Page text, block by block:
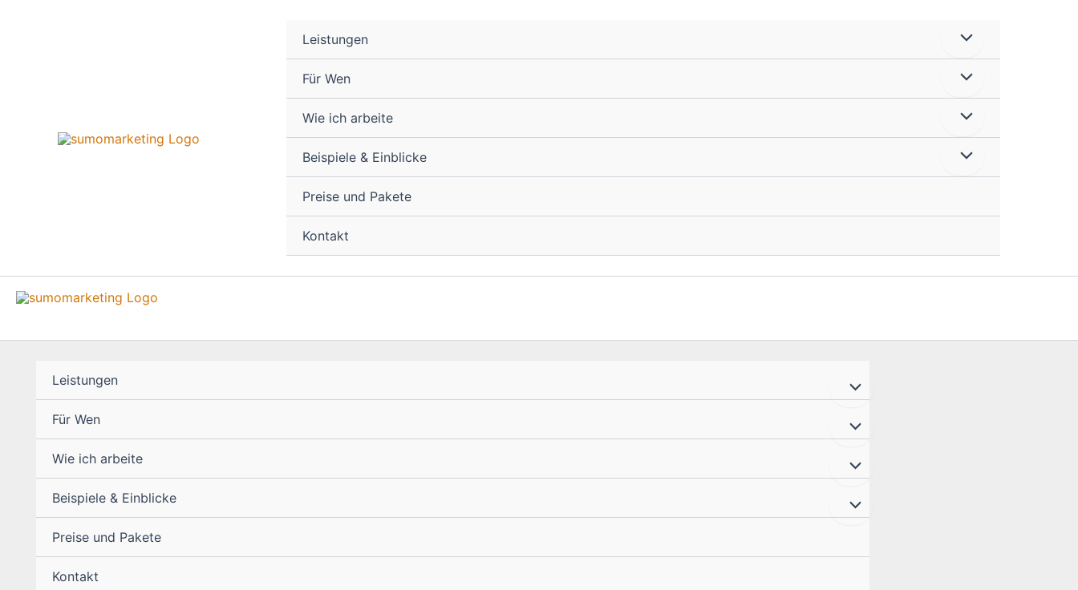
Leistungen
Für Wen
Wie ich arbeite
Beispiele & Einblicke
Preise und Pakete
Kontakt
Leistungen
Für Wen
Wie ich arbeite
Beispiele & Einblicke
Preise und Pakete
Kontakt